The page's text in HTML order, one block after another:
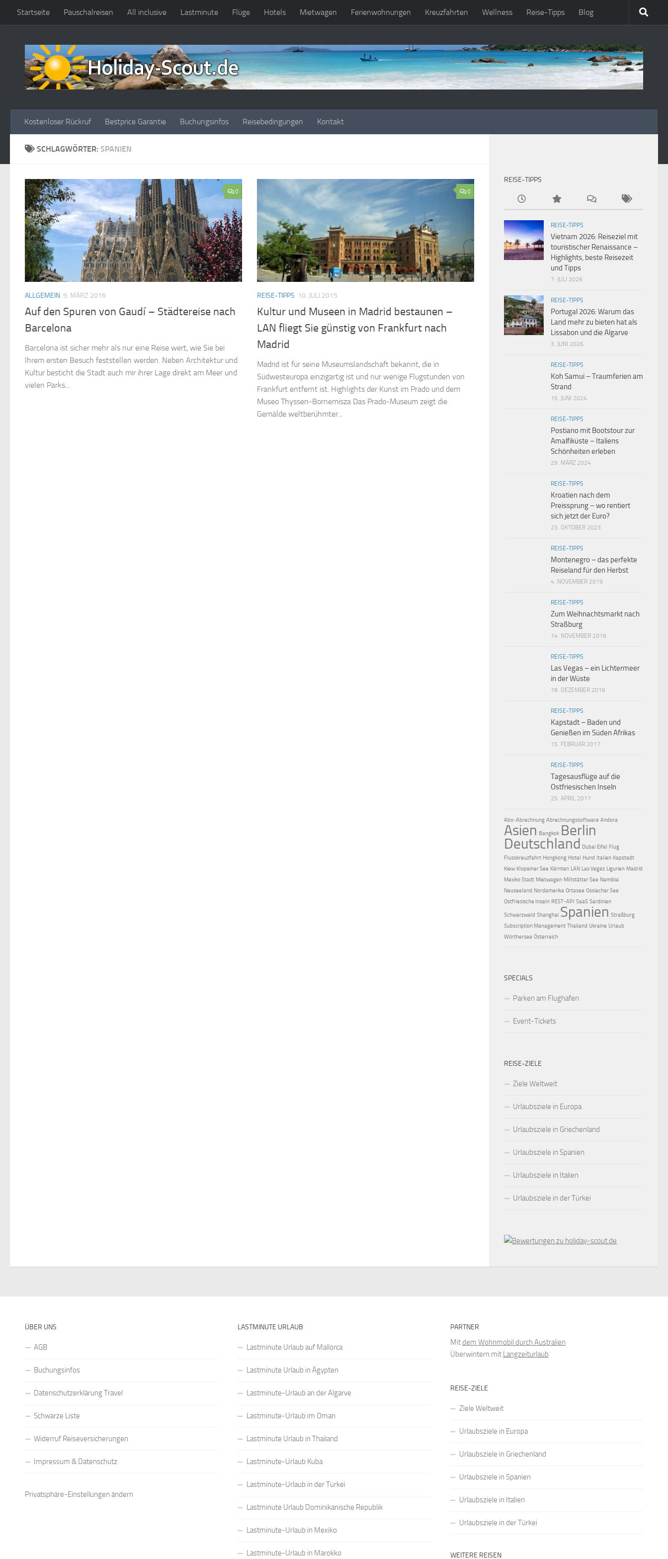
Zum Inhalt springen
Startseite Pauschalreisen All inclusive Lastminute Flüge Hotels Mietwagen Ferienwohnungen Kreuzfahrten Wellness Reise-Tipps Blog
Kostenloser Rückruf Bestprice Garantie Buchungsinfos Reisebedingungen Kontakt
SCHLAGWÖRTER: SPANIEN
0
ALLGEMEIN 9. MÄRZ 2016
Auf den Spuren von Gaudí – Städtereise nach
Barcelona
Barcelona ist sicher mehr als nur eine Reise wert, wie Sie bei
Ihrem ersten Besuch feststellen werden. Neben Architektur und
Kultur besticht die Stadt auch mir ihrer Lage direkt am Meer und
vielen Parks...
0
REISE-TIPPS 10. JULI 2015
Kultur und Museen in Madrid bestaunen –
LAN fliegt Sie günstig von Frankfurt nach
Madrid
Madrid ist für seine Museumslandschaft bekannt, die in
Südwesteuropa einzigartig ist und nur wenige Flugstunden von
Frankfurt entfernt ist. Highlights der Kunst im Prado und dem
Museo Thyssen-Bornemisza Das Prado-Museum zeigt die
Gemälde weltberühmter...
REISE-TIPPS
REISE-TIPPS
Vietnam 2026: Reiseziel mit
touristischer Renaissance –
Highlights, beste Reisezeit
und Tipps
7. JULI 2026
REISE-TIPPS
Portugal 2026: Warum das
Land mehr zu bieten hat als
Lissabon und die Algarve
3. JUNI 2026
REISE-TIPPS
Koh Samui – Traumferien am
Strand
15. JUNI 2024
REISE-TIPPS
Postiano mit Bootstour zur
Amalfiküste – Italiens
Schönheiten erleben
29. MÄRZ 2024
REISE-TIPPS
Kroatien nach dem
Preissprung – wo rentiert
sich jetzt der Euro?
23. OKTOBER 2023
REISE-TIPPS
Montenegro – das perfekte
Reiseland für den Herbst
4. NOVEMBER 2019
REISE-TIPPS
Zum Weihnachtsmarkt nach
Straßburg
14. NOVEMBER 2016
REISE-TIPPS
Las Vegas – ein Lichtermeer
in der Wüste
18. DEZEMBER 2016
REISE-TIPPS
Kapstadt – Baden und
Genießen im Süden Afrikas
15. FEBRUAR 2017
REISE-TIPPS
Tagesausflüge auf die
Ostfriesischen Inseln
25. APRIL 2017
Abo-Abrechnung Abrechnungssoftware Andora
Asien Bangkok Berlin
Deutschland Dubai Eifel
Flug
Flusskreuzfahrt Hongkong Hotel Hund Italien Kapstadt
Kiew Klopeiner See Kärnten LAN Las Vegas Ligurien Madrid
Mexiko Stadt Mietwagen Millstätter See Namibia
Neuseeland Nordamerika Ortasee Ossiacher See
Ostfriesische Inseln REST-API SaaS Sardinien
Schwarzwald Shanghai Spanien Straßburg
Subscription Management Thailand Ukraine Urlaub
Wörthersee Österreich
SPECIALS
Parken am Flughafen
Event-Tickets
REISE-ZIELE
Ziele Weltweit
Urlaubsziele in Europa
Urlaubsziele in Griechenland
Urlaubsziele in Spanien
Urlaubsziele in Italien
Urlaubsziele in der Türkei
ÜBER UNS
AGB
Buchungsinfos
Datenschutzerklärung Travel
Schwarze Liste
Widerruf Reiseversicherungen
Impressum & Datenschutz
Privatsphäre-Einstellungen ändern
LASTMINUTE URLAUB
Lastminute Urlaub auf Mallorca
Lastminute Urlaub in Ägypten
Lastminute-Urlaub an der Algarve
Lastminute-Urlaub im Oman
Lastminute Urlaub in Thailand
Lastminute-Urlaub Kuba
Lastminute-Urlaub in der Türkei
Lastminute Urlaub Dominikanische Republik
Lastminute-Urlaub in Mexiko
Lastminute-Urlaub in Marokko
PARTNER
Mitdem Wohnmobil durch Australien
Überwintern mit Langzeiturlaub
REISE-ZIELE
Ziele Weltweit
Urlaubsziele in Europa
Urlaubsziele in Griechenland
Urlaubsziele in Spanien
Urlaubsziele in Italien
Urlaubsziele in der Türkei
WEITERE REISEN